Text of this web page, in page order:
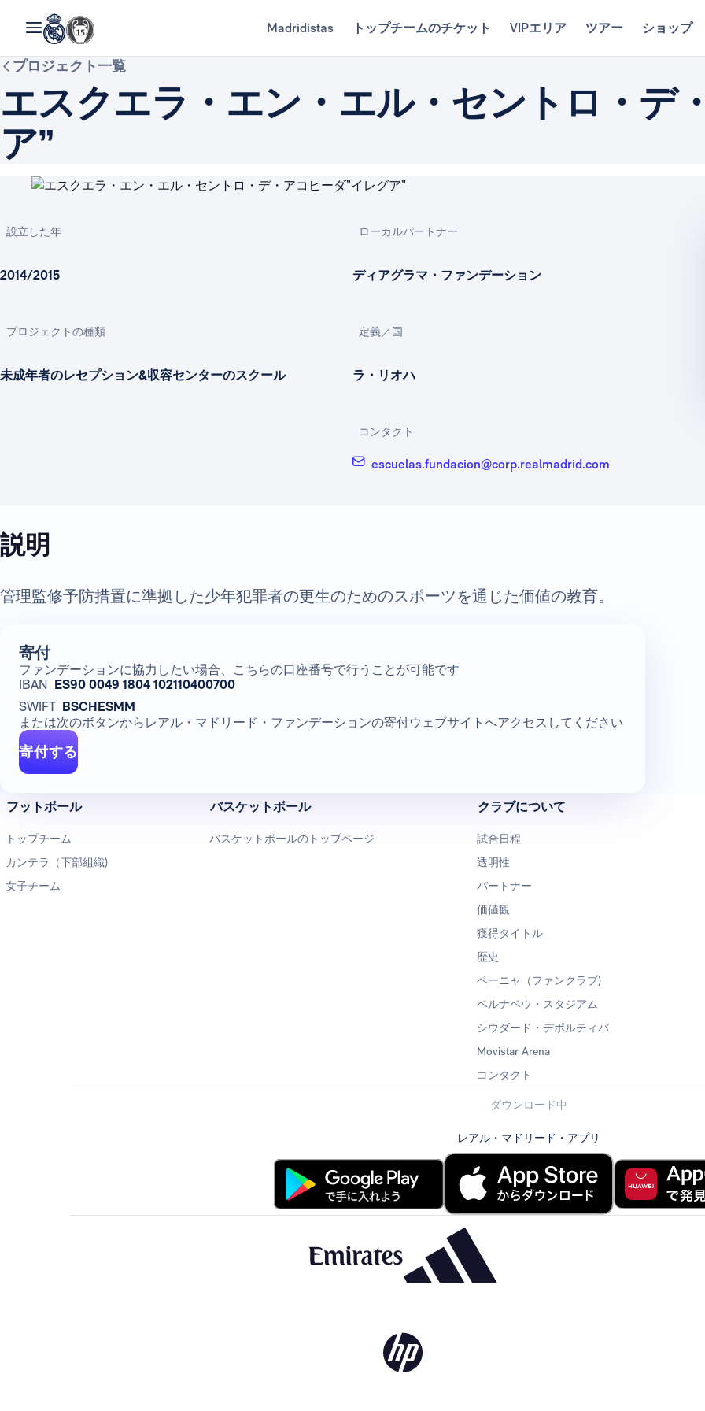
Madridistas トップチームのチケット VIPエリア ツアー ショップ
プロジェクト一覧
エスクエラ・エン・エル・セントロ・デ
ア”
設立した年
2014/2015
プロジェクトの種類
未成年者のレセプション&収容センターのスクール
ローカルパートナー
ディアグラマ・ファンデーション
定義／国
ラ・リオハ
コンタクト
escuelas.fundacion@corp.realmadrid.com
説明
管理監修予防措置に準拠した少年犯罪者の更生のためのスポーツを通じた価値の教育。
寄付
ファンデーションに協力したい場合、こちらの口座番号で行うことが可能です
IBAN ES90 0049 1804 102110400700
SWIFT BSCHESMM
または次のボタンからレアル・マドリード・ファンデーションの寄付ウェブサイトへアクセスしてください
寄付する
フットボール
トップチーム
カンテラ（下部組織)
女子チーム
バスケットボール
バスケットボールのトップページ
クラブについて
試合日程
透明性
パートナー
価値観
獲得タイトル
歴史
ペーニャ（ファンクラブ)
ベルナベウ・スタジアム
シウダード・デポルティバ
Movistar Arena
コンタクト
ダウンロード中
レアル・マドリード・アプリ